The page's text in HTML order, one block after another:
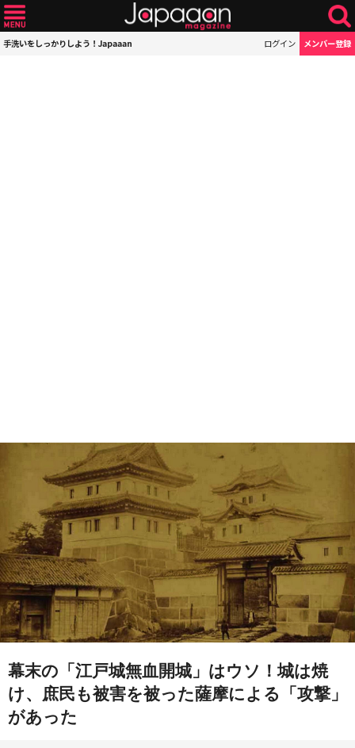
手洗いをしっかりしよう！Japaaan ログイン メンバー登録
幕末の「江戸城無血開城」はウソ！城は焼
け、庶民も被害を被った薩摩による「攻撃」
があった